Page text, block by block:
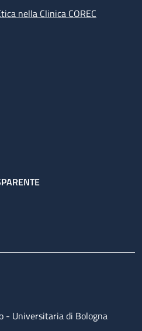
nella Clinica COREC
- Universitaria di Bologna